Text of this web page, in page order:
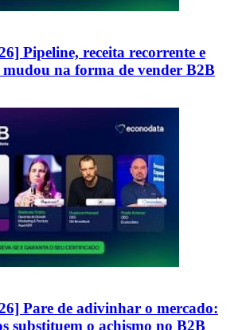
Pipeline, receita recorrente e
mudou na forma de vender B2B
Pare de adivinhar o mercado:
substituem o achismo no B2B